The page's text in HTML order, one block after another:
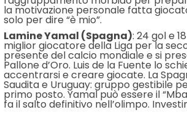
la motivazione personale fatta
solo per dire “è mio”.
Lamine Yamal (Spagna): 24 gol e
miglior giocatore della Liga per la
presente del calcio mondiale e si
Pallone d’Oro. Luis de la Fuente lo
accentrarsi e creare giocate. La
Saudita e Uruguay: gruppo gestibile
primo posto. Yamal può essere il
fa il salto definitivo nell’olimpo.